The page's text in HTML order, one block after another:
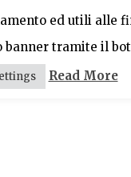
ed utili alle
tramite il
Read More